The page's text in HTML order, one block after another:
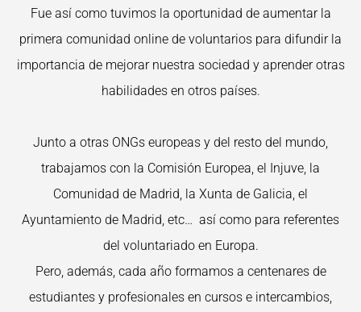
Fue así como tuvimos la oportunidad de aumentar la
primera comunidad online de voluntarios para difundir la
importancia de mejorar nuestra sociedad y aprender otras
habilidades en otros países.
Junto a otras ONGs europeas y del resto del mundo,
trabajamos con la Comisión Europea, el Injuve, la
Comunidad de Madrid, la Xunta de Galicia, el
Ayuntamiento de Madrid, etc… así como para referentes
del voluntariado en Europa.
Pero, además, cada año formamos a centenares de
estudiantes y profesionales en cursos e intercambios,